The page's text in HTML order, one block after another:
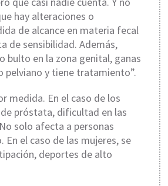
hay alteraciones o
de alcance en materia fecal
de sensibilidad. Además,
bulto en la zona genital, ganas
pelviano y tiene tratamiento”.
medida. En el caso de los
próstata, dificultad en las
solo afecta a personas
el caso de las mujeres, se
deportes de alto